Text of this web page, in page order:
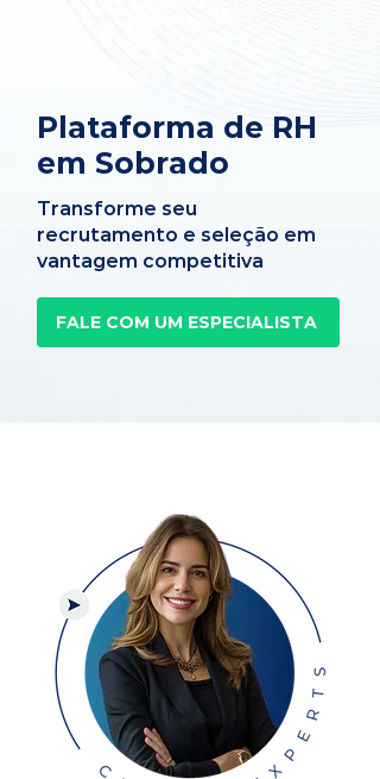
Plataforma de RH
em Sobrado
Transforme seu
recrutamento e seleção em
vantagem competitiva
FALE COM UM ESPECIALISTA